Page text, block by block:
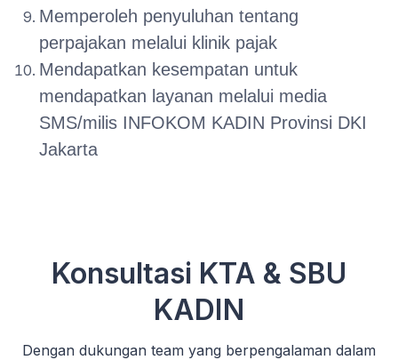
Memperoleh penyuluhan tentang
perpajakan melalui klinik pajak
Mendapatkan kesempatan untuk
mendapatkan layanan melalui media
SMS/milis INFOKOM KADIN Provinsi DKI
Jakarta
Konsultasi KTA & SBU
KADIN
Dengan dukungan team yang berpengalaman dalam